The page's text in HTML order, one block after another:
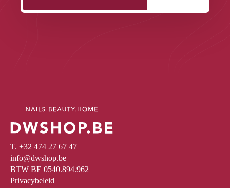
T. +32 474 27 67 47
info@dwshop.be
BTW BE 0540.894.962
Privacybeleid